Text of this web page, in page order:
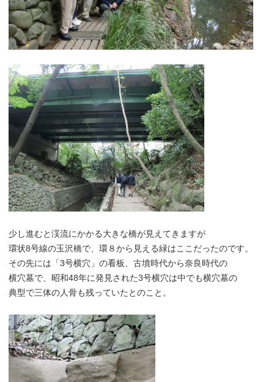
少し進むと渓流にかかる大きな橋が見えてきますが
環状8号線の玉沢橋で、環８から見える緑はここだったのです。
その先には「3号横穴」の看板、古墳時代から奈良時代の
横穴墓で、昭和48年に発見された3号横穴は中でも横穴墓の
典型で三体の人骨も残っていたとのこと。